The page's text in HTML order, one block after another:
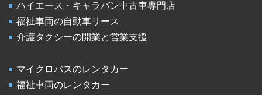
ハイエース・キャラバン中古車専門店
福祉車両の自動車リース
介護タクシーの開業と営業支援
マイクロバスのレンタカー
福祉車両のレンタカー